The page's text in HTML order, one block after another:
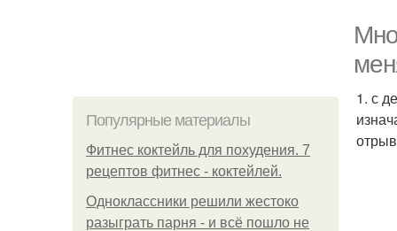
Популярные материалы
Фитнес коктейль для похудения. 7
рецептов фитнес - коктейлей.
Одноклассники решили жестоко
разыграть парня - и всё пошло не
1. с